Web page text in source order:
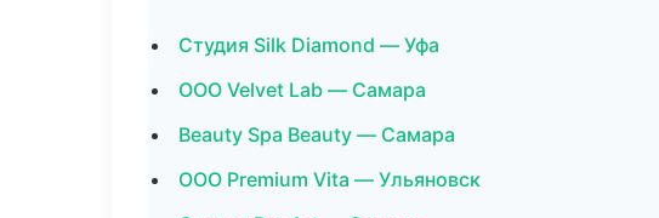
Студия Silk Diamond — Уфа
ООО Velvet Lab — Самара
Beauty Spa Beauty — Самара
ООО Premium Vita — Ульяновск